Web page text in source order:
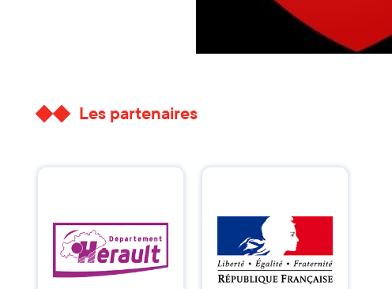
Les partenaires